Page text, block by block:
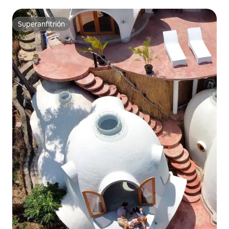
Superanfitrión
Superanfitrión